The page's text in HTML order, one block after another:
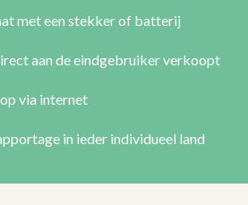
met een stekker of batterij
aan de eindgebruiker verkoopt
via internet
in ieder individueel land